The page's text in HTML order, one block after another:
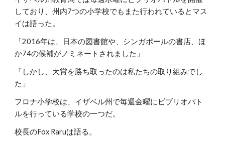
しており、州内7つの小学校でもまた行われているとマス
イは語った。
「2016年は、日本の図書館や、シンガポールの書店、ほ
か74の候補がノミネートされました」
「しかし、大賞を勝ち取ったのは私たちの取り組みでし
た」
フロナ小学校は、イザベル州で毎週金曜にビブリオバト
ルを行っている学校の一つだ。
校長のFox Raruは語る。